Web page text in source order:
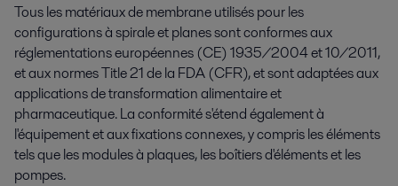
Tous les matériaux de membrane utilisés pour les
configurations à spirale et planes sont conformes aux
réglementations européennes (CE) 1935/2004 et 10/2011,
et aux normes Title 21 de la FDA (CFR), et sont adaptées aux
applications de transformation alimentaire et
pharmaceutique. La conformité s'étend également à
l'équipement et aux fixations connexes, y compris les éléments
tels que les modules à plaques, les boîtiers d'éléments et les
pompes.